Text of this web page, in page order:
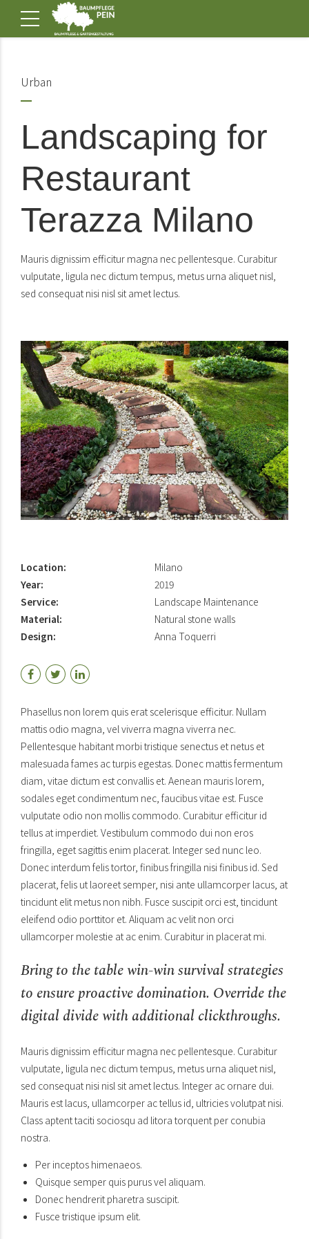
Urban
Landscaping for
Restaurant
Terazza Milano
Mauris dignissim efficitur magna nec pellentesque. Curabitur
vulputate, ligula nec dictum tempus, metus urna aliquet nisl,
sed consequat nisi nisl sit amet lectus.
Location:
Milano
Year:
2019
Service:
Landscape Maintenance
Material:
Natural stone walls
Design:
Anna Toquerri
Phasellus non lorem quis erat scelerisque efficitur. Nullam
mattis odio magna, vel viverra magna viverra nec.
Pellentesque habitant morbi tristique senectus et netus et
malesuada fames ac turpis egestas. Donec mattis fermentum
diam, vitae dictum est convallis et. Aenean mauris lorem,
sodales eget condimentum nec, faucibus vitae est. Fusce
vulputate odio non mollis commodo. Curabitur efficitur id
tellus at imperdiet. Vestibulum commodo dui non eros
fringilla, eget sagittis enim placerat. Integer sed nunc leo.
Donec interdum felis tortor, finibus fringilla nisi finibus id. Sed
placerat, felis ut laoreet semper, nisi ante ullamcorper lacus, at
tincidunt elit metus non nibh. Fusce suscipit orci est, tincidunt
eleifend odio porttitor et. Aliquam ac velit non orci
ullamcorper molestie at ac enim. Curabitur in placerat mi.
Bring to the table win-win survival strategies
to ensure proactive domination. Override the
digital divide with additional clickthroughs.
Mauris dignissim efficitur magna nec pellentesque. Curabitur
vulputate, ligula nec dictum tempus, metus urna aliquet nisl,
sed consequat nisi nisl sit amet lectus. Integer ac ornare dui.
Mauris est lacus, ullamcorper ac tellus id, ultricies volutpat nisi.
Class aptent taciti sociosqu ad litora torquent per conubia
nostra.
Per inceptos himenaeos.
Quisque semper quis purus vel aliquam.
Donec hendrerit pharetra suscipit.
Fusce tristique ipsum elit.